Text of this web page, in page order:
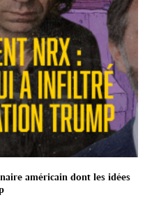
américain dont les idées